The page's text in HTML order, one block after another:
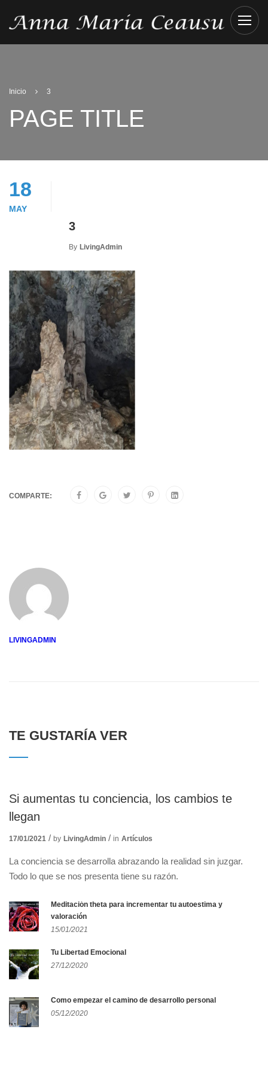
Inicio 3
PAGE TITLE
18
MAY
3
By LivingAdmin
COMPARTE:
LIVINGADMIN
TE GUSTARÍA VER
Si aumentas tu conciencia, los cambios te
llegan
17/01/2021 by LivingAdmin in Artículos
La conciencia se desarrolla abrazando la realidad sin juzgar.
Todo lo que se nos presenta tiene su razón.
Meditación theta para incrementar tu autoestima y
valoración
15/01/2021
Tu Libertad Emocional
27/12/2020
Como empezar el camino de desarrollo personal
05/12/2020